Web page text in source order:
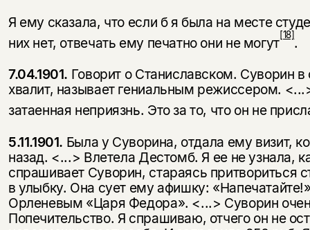
Я ему сказала, что если б я была на месте
них нет, отвечать ему печатно они не могут[18].
7.04.1901. Говорит о Станиславском. Суворин в
хвалит, называет гениальным режиссером.
затаенная неприязнь. Это за то, что он не
5.11.1901. Была у Суворина, отдала ему визит,
назад. <...> Влетела Дестомб. Я ее не узнала,
спрашивает Суворин, стараясь притвориться
в улыбку. Она сует ему афишку:
Орленевым «Царя Федора». <...> Суворин
Попечительство. Я спрашиваю, отчего он не